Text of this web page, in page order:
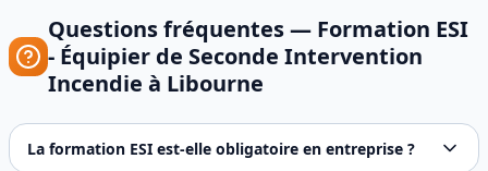
Questions fréquentes — Formation ESI
- Équipier de Seconde Intervention
Incendie à Libourne
La formation ESI est-elle obligatoire en entreprise ?